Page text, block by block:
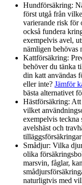
Hundförsäkring:
först utgå från
varierande risk för
också fundera
exempelvis avel,
nämligen behövas
Kattförsäkring:
behöver du tänka
din katt användas
eller inte? Jämför
bästa alternativet
Hästförsäkring:
vilket
exempelvis teckna
avelshäst och
Smådjur: Vilka
olika
marsvin, fåglar,
naturligtvis med